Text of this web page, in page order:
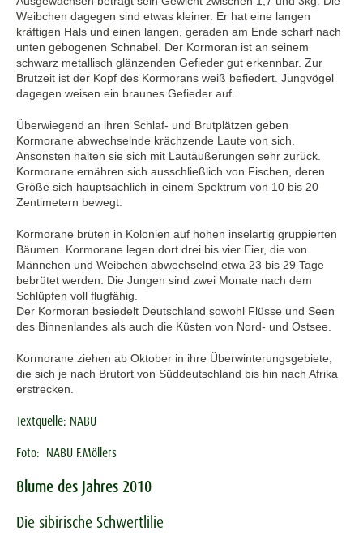
Weibchen dagegen sind etwas kleiner. Er hat eine langen
kräftigen Hals und einen langen, geraden am Ende scharf nach
unten gebogenen Schnabel. Der Kormoran ist an seinem
schwarz metallisch glänzenden Gefieder gut erkennbar. Zur
Brutzeit ist der Kopf des Kormorans weiß befiedert. Jungvögel
dagegen weisen ein braunes Gefieder auf.
Überwiegend an ihren Schlaf- und Brutplätzen geben
Kormorane abwechselnde krächzende Laute von sich.
Ansonsten halten sie sich mit Lautäußerungen sehr zurück.
Kormorane ernähren sich ausschließlich von Fischen, deren
Größe sich hauptsächlich in einem Spektrum von 10 bis 20
Zentimetern bewegt.
Kormorane brüten in Kolonien auf hohen inselartig gruppierten
Bäumen. Kormorane legen dort drei bis vier Eier, die von
Männchen und Weibchen abwechselnd etwa 23 bis 29 Tage
bebrütet werden. Die Jungen sind zwei Monate nach dem
Schlüpfen voll flugfähig.
Der Kormoran besiedelt Deutschland sowohl Flüsse und Seen
des Binnenlandes als auch die Küsten von Nord- und Ostsee.
Kormorane ziehen ab Oktober in ihre Überwinterungsgebiete,
die sich je nach Brutort von Süddeutschland bis hin nach Afrika
erstrecken.
Textquelle: NABU
Foto: NABU F.Möllers
Blume des Jahres 2010
Die sibirische Schwertlilie